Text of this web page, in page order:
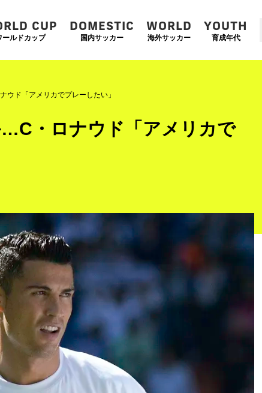
CUP
ールドカップ
DOMESTIC
国内サッカー
WORLD
海外サッカー
YOUTH
育成年代
ド「アメリカでプレーしたい」
・ロナウド「アメリカで